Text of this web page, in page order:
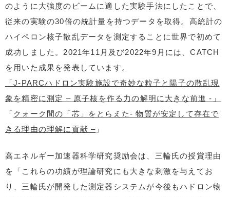
のように大強度のビームに適した実験手法にしたことで、
従来の実験の30倍の統計量を持つデータを取得。高統計の
ハイペロン核子散乱データを測定することに世界で初めて
成功しました。2021年11月及び2022年9月には、CATCH
を用いた成果を発表しています。
「J-PARCハドロン実験施設で奇妙な粒子と陽子の散乱現
象を精密に測定 – 原子核を作る力の解明に大きな前進 -」
「 クォーク間の「芯」をとらえた- 物質が安定して存在で
きる理由の理解に貢献 – 」
高エネルギー加速器科学研究奨励会は、三輪氏の授賞理由
を「これらの功績が理論研究にも大きな刺激を与えてお
り、三輪氏が開発した測定器システムが今後もハドロン物